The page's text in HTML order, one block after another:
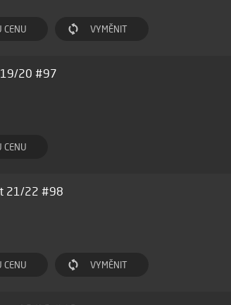
CENU VYMĚNIT
19/20 #97
CENU
21/22 #98
CENU VYMĚNIT